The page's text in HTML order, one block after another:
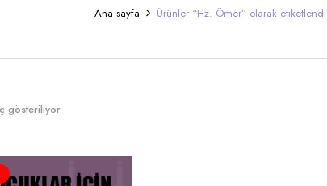
Ana sayfa Ürünler “Hz. Ömer” olarak etiketlendi
gösteriliyor